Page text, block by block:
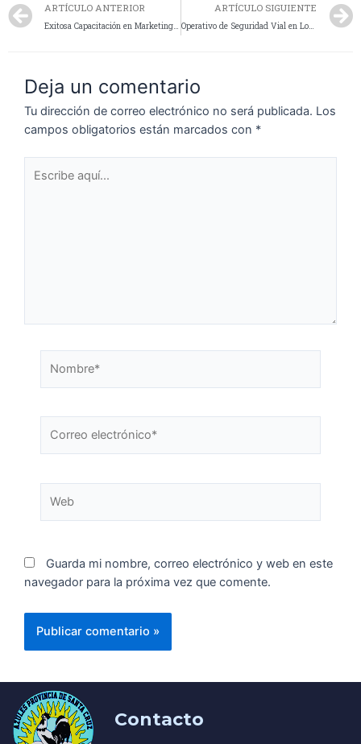
ARTÍCULO ANTERIOR ARTÍCULO SIGUIENTE
Operativo de Seguridad Vial en Los Antiguos durante la 35° Fiesta Nacional de la Cereza
Deja un comentario
Tu dirección de correo electrónico no será publicada. Los
campos obligatorios están marcados con *
Guarda mi nombre, correo electrónico y web en este
navegador para la próxima vez que comente.
Contacto